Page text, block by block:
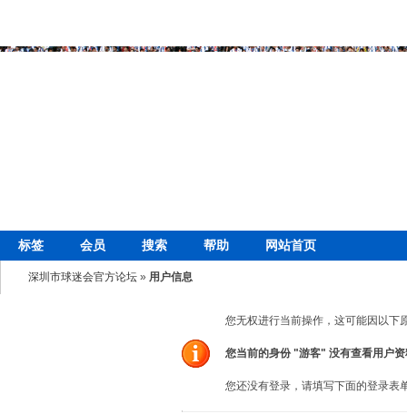
标签 会员 搜索 帮助 网站首页
深圳市球迷会官方论坛 » 用户信息
您无权进行当前操作，这可能因以下
您当前的身份 "游客" 没有查看用户
您还没有登录，请填写下面的登录表